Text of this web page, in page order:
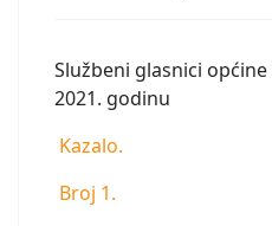
Službeni glasnici općine
2021. godinu
Kazalo.
Broj 1.